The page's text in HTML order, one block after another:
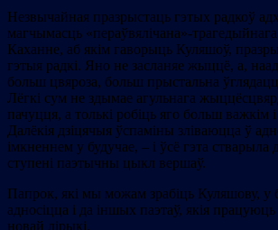
Незвычайная празрыстаць гэтых радкоў
магчымасць «пераўвялічана»-
Каханне, аб якім гаворыць Куляшоў,
гэтыя радкі. Яно не засланяе жыццё, а,
больш цвяроза, больш прыстальна
Лёгкі сум не здымае агульнага
пачуцця, а толькі робіць яго больш важкім
Далёкія дзіцячыя ўспаміны зліваюцца ў
імкненнем у будучае, – і ўсё гэта стварыла
ступені паэтычны цыкл вершаў.
Папрок, які мы можам зрабіць Куляшову,
адносіцца і да іншых паэтаў, якія
новай лірыкі.